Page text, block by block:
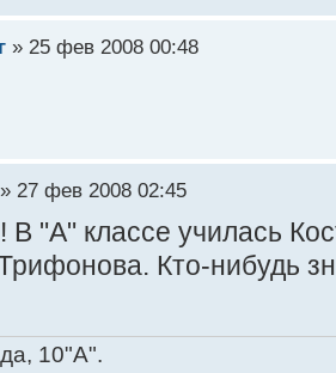
» 25 фев 2008 00:48
27 фев 2008 02:45
В "А" классе училась
Кто-нибудь
10"А".